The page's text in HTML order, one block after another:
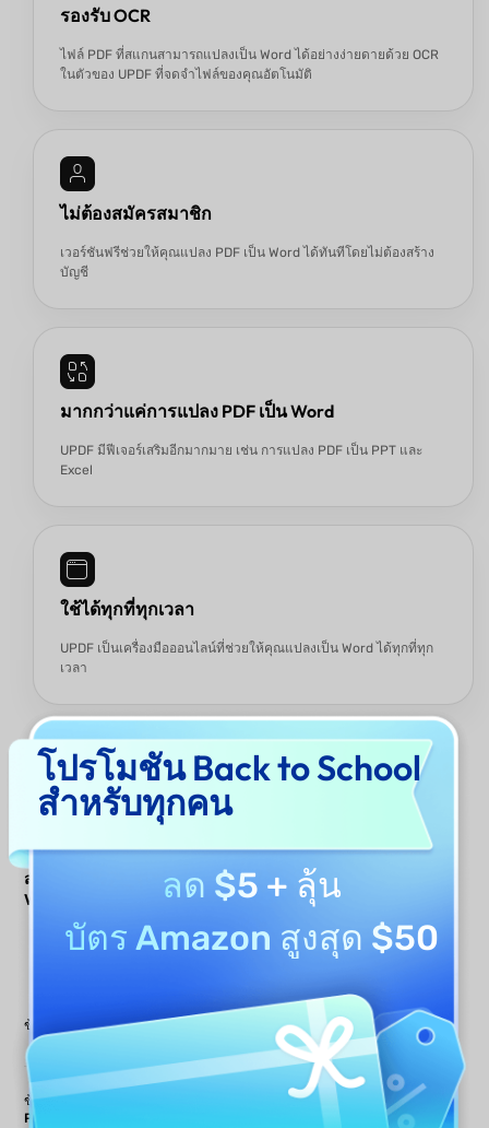
รองรับ OCR
ไฟล์ PDF ที่สแกนสามารถแปลงเป็น Word ได้อย่างง่ายดายด้วย OCR
ในตัวของ UPDF ที่จดจำไฟล์ของคุณอัตโนมัติ
ไม่ต้องสมัครสมาชิก
เวอร์ชันฟรีช่วยให้คุณแปลง PDF เป็น Word ได้ทันทีโดยไม่ต้องสร้าง
บัญชี
มากกว่าแค่การแปลง PDF เป็น Word
UPDF มีฟีเจอร์เสริมอีกมากมาย เช่น การแปลง PDF เป็น PPT และ
Excel
ใช้ได้ทุกที่ทุกเวลา
UPDF เป็นเครื่องมือออนไลน์ที่ช่วยให้คุณแปลงเป็น Word ได้ทุกที่ทุก
เวลา
ดาวน์โหลด UPDF
สำหรับ PDF เป็น
Word?
UPDF
ตัวแปลงออฟ
ไลน์
ดาวน์โหลดฟรี
UPDF
ออนไลน์
แปลง PDF ตอนนี้
ข้อจำกัดขนาดไฟล์
ฟรี: 10MB/PDF |
จ่าย: 100MB/PDF
ข้อจำกัดจำนวนหน้า
PDF
ฟรี: 100 หน้า/PDF |
จ่าย: 300 หน้า/PDF
โปรโมชัน Back to School
สำหรับทุกคน
ลด $5 + ลุ้น
บัตร Amazon สูงสุด $50